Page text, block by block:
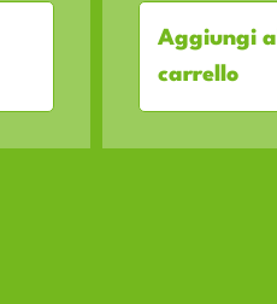
Aggiungi al
carrello